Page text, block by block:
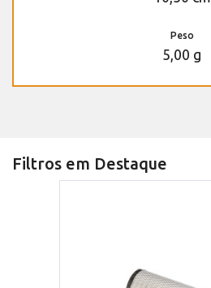
Peso
5,00 g
Filtros em Destaque